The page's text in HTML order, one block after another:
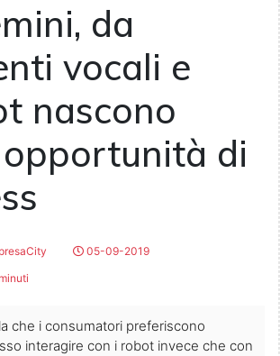
da
vocali e
nascono
di
05-09-2019
minuti
che i consumatori preferiscono
interagire con i robot invece che con